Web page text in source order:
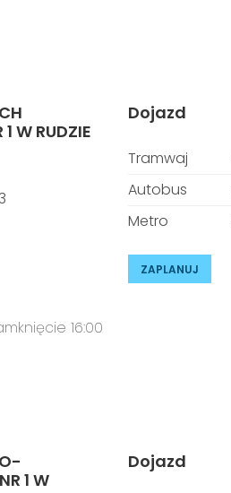
W RUDZIE
16:00
Dojazd
Tramwaj
Autobus
Metro
ZAPLANUJ
1 W
Dojazd